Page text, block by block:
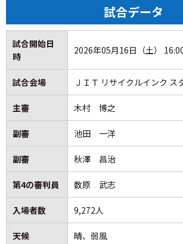
遠藤選手、井上選手、野澤選手。アンカ
WB：佐藤恵介選手、荒木選手。インサ
陣。前節から1週間ぶりの今節は2名の変
手、ツートップの右に太田選手の布陣で
甲府が岐阜を迎えて行われるEAST-Bリ
戦。前節、2位いわきFCとの直接対決を
きとの勝ち点差を「4」に広げて首位の
まる5連戦を4勝1敗という最高の形で乗
この日を迎えた。今日の岐阜戦で勝利を
を待たずしてリーグ1位通過が確定する。
しかし、対戦相手の岐阜も牙を剥いてく
岐阜は現在勝ち点27を積み上げており、
ーグ1位通過の可能性を微かに残してお
り、守備でも前線からプレッシャーをか
で、前半を推移したんですが、残念なん
は絶対あってはいけない失点シーンじゃ
うに思いますので、本当にそこは私自身
と次は埋められるように、改善できるよ
いかなきゃいけないなというふうにすご
た。2点目は相手も少しプレッシャーに
が良い形で得点を取って、その後推移し
たときの、どのようにゲームを進めてい
少し全体的なアドバンテージを取れると
たり、戦い方をはっきりと示してあげら
のは、私自身の反省ですので、次また長
で、そこに向けて1週間しっかりと準備
いきたいと思います。ただ、このPK勝ち
をしっかりと次にアウェイですけども持
試合データ
試合開始日
時
2026年05月16日（土）
試合会場 ＪＩＴ リサイクルインク ス
主審 木村 博之
副審 池田 一洋
副審 秋澤 昌治
第4の審判員 数原 武志
入場者数 9,272人
天候 晴、弱風